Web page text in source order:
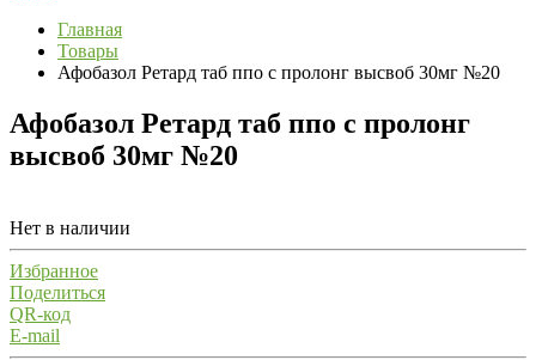
Главная
Товары
Афобазол Ретард таб ппо с пролонг высвоб 30мг №20
Афобазол Ретард таб ппо с пролонг
высвоб 30мг №20
Нет в наличии
Избранное
Поделиться
QR-код
E-mail